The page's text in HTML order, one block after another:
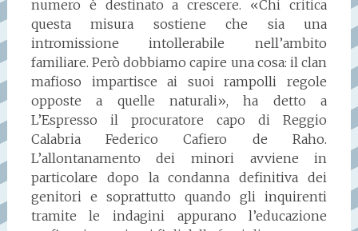
numero è destinato a crescere. «Chi critica
questa misura sostiene che sia una
intromissione intollerabile nell’ambito
familiare. Però dobbiamo capire una cosa: il clan
mafioso impartisce ai suoi rampolli regole
opposte a quelle naturali», ha detto a
L’Espresso il procuratore capo di Reggio
Calabria Federico Cafiero de Raho.
L’allontanamento dei minori avviene in
particolare dopo la condanna definitiva dei
genitori e soprattutto quando gli inquirenti
tramite le indagini appurano l’educazione